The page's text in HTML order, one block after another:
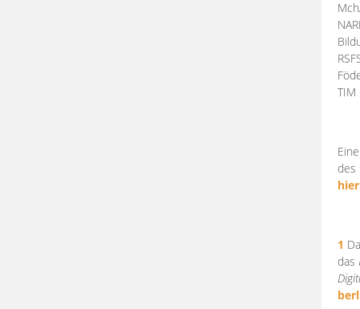
des
hier
1
das